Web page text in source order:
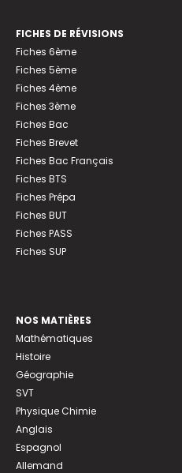
FICHES DE RÉVISIONS
Fiches 6ème
Fiches 5ème
Fiches 4ème
Fiches 3ème
Fiches Bac
Fiches Brevet
Fiches Bac Français
Fiches BTS
Fiches Prépa
Fiches BUT
Fiches PASS
Fiches SUP
NOS MATIÈRES
Mathématiques
Histoire
Géographie
SVT
Physique Chimie
Anglais
Espagnol
Allemand